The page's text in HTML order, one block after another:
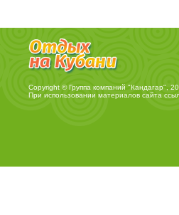
Copyright © Группа компаний "Кандагар",
При использовании материалов сайта